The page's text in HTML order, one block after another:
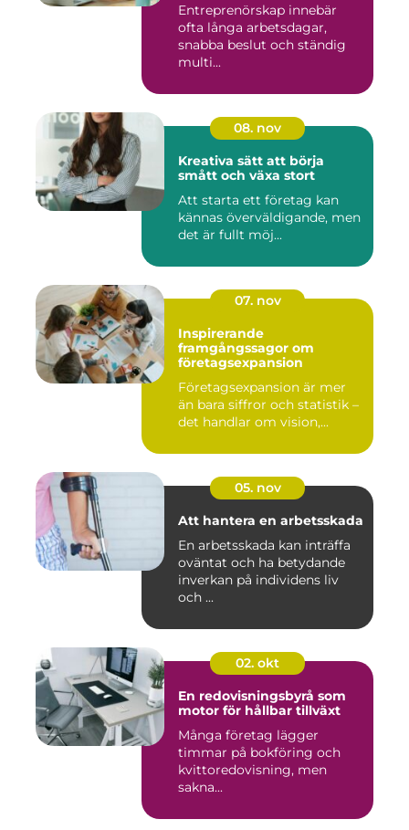
Entreprenörskap innebär
ofta långa arbetsdagar,
snabba beslut och ständig
multi...
08. nov
Kreativa sätt att börja
smått och växa stort
Att starta ett företag kan
kännas överväldigande, men
det är fullt möj...
07. nov
Inspirerande
framgångssagor om
företagsexpansion
Företagsexpansion är mer
än bara siffror och statistik –
det handlar om vision,...
05. nov
Att hantera en arbetsskada
En arbetsskada kan inträffa
oväntat och ha betydande
inverkan på individens liv
och ...
02. okt
En redovisningsbyrå som
motor för hållbar tillväxt
Många företag lägger
timmar på bokföring och
kvittoredovisning, men
sakna...